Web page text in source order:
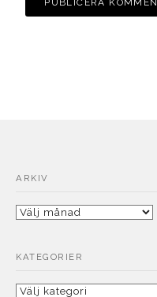
ARKIV
Arkiv
KATEGORIER
Kategorier